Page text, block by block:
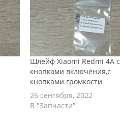
Шлейф Xiaomi Redmi 4A с
кнопками включения,с
кнопками громкости
26 сентября, 2022
В "Запчасти"